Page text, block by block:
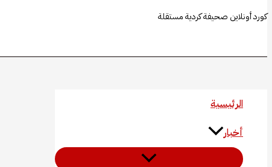
كورد أونلاين صحيفة كردية مستقلة
الرئيسية
أخبار